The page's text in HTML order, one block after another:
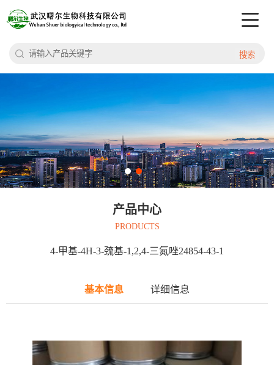
搜索
产品中心
PRODUCTS
4-甲基-4H-3-巯基-1,2,4-三氮唑24854-43-1
基本信息 详细信息